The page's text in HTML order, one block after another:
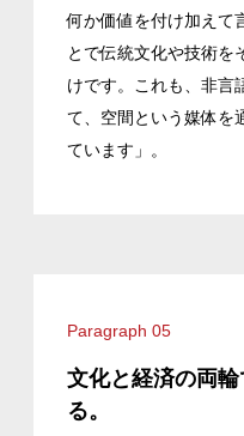
何か価値を付け加えて
とで伝統文化や技術を
けです。これも、非言
て、空間という媒体を
ています」。
Paragraph 05
文化と経済の両
る。